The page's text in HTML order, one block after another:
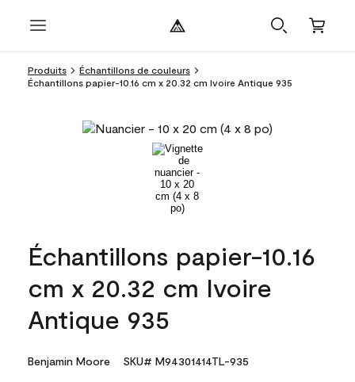
Produits
Échantillons de couleurs
Échantillons papier-10.16 cm x 20.32 cm Ivoire Antique 935
Échantillons papier-10.16
cm x 20.32 cm Ivoire
Antique 935
Benjamin Moore SKU# M94301414TL-935